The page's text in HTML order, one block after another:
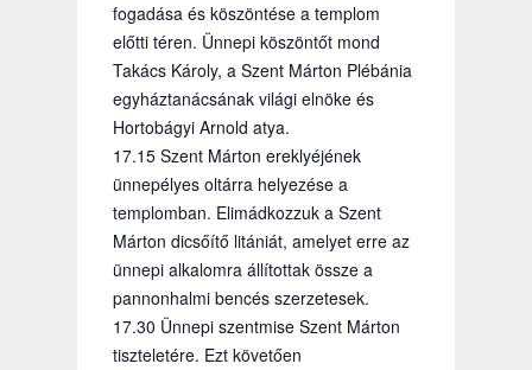
fogadása és köszöntése a templom
előtti téren. Ünnepi köszöntőt mond
Takács Károly, a Szent Márton Plébánia
egyháztanácsának világi elnöke és
Hortobágyi Arnold atya.
17.15 Szent Márton ereklyéjének
ünnepélyes oltárra helyezése a
templomban. Elimádkozzuk a Szent
Márton dicsőítő litániát, amelyet erre az
ünnepi alkalomra állítottak össze a
pannonhalmi bencés szerzetesek.
17.30 Ünnepi szentmise Szent Márton
tiszteletére. Ezt követően